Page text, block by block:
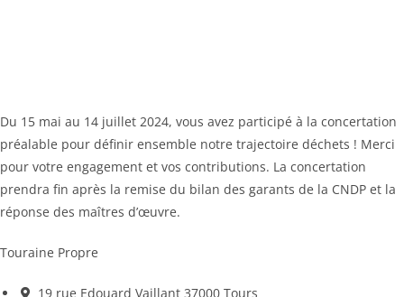
Du 15 mai au 14 juillet 2024, vous avez participé à la concertation
préalable pour définir ensemble notre trajectoire déchets ! Merci
pour votre engagement et vos contributions. La concertation
prendra fin après la remise du bilan des garants de la CNDP et la
réponse des maîtres d’œuvre.
Touraine Propre
19 rue Edouard Vaillant 37000 Tours